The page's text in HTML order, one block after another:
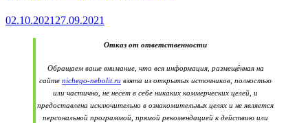
02.10.2021 27.09.2021
Отказ от ответственности
Обращаем ваше внимание, что вся информация, размещённая на
сайте nichego-nebolit.ru взята из открытых источников, полностью
или частично, не несет в себе никаких коммерческих целей, и
предоставлена исключительно в ознакомительных целях и не является
персональной программой, прямой рекомендацией к действию или